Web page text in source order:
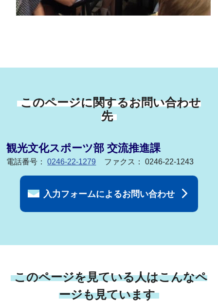
このページに関するお問い合わせ
先
観光文化スポーツ部 交流推進課
電話番号：0246-22-1279 ファクス： 0246-22-1243
入力フォームによるお問い合わせ
このページを見ている人はこんなペ
ージも見ています